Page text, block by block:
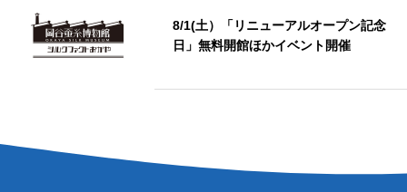
8/1(土）「リニューアルオープン記念
日」無料開館ほかイベント開催